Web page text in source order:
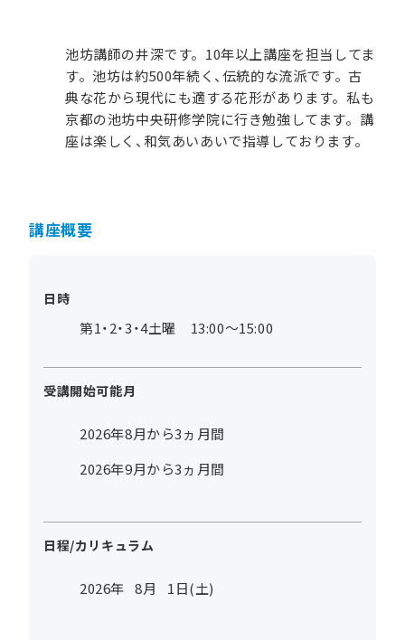
池坊講師の井深です。10年以上講座を担当してま
す。池坊は約500年続く、伝統的な流派です。古
典な花から現代にも適する花形があります。私も
京都の池坊中央研修学院に行き勉強してます。講
座は楽しく、和気あいあいで指導しております。
講座概要
日時
第1・2・3・4土曜 13:00～15:00
受講開始可能月
2026年8月から3ヵ月間
2026年9月から3ヵ月間
日程/カリキュラム
2026年 8月 1日(土)